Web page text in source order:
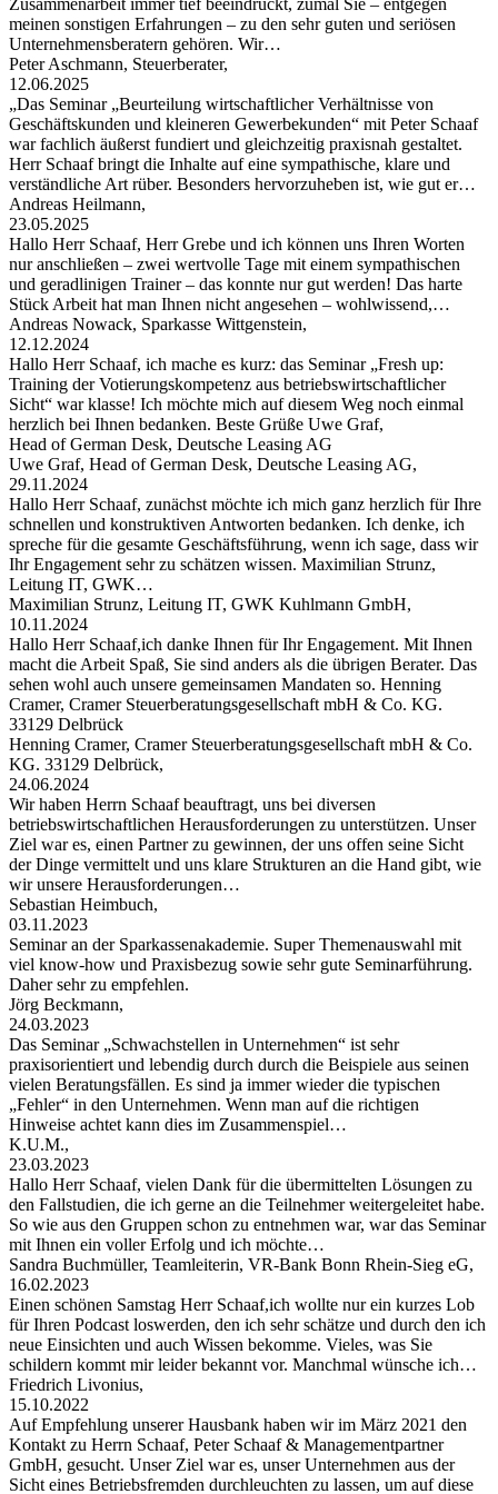
meinen sonstigen Erfahrungen – zu den sehr guten und seriösen
Unternehmensberatern gehören. Wir…
Peter Aschmann, Steuerberater,
12.06.2025
„Das Seminar „Beurteilung wirtschaftlicher Verhältnisse von
Geschäftskunden und kleineren Gewerbekunden“ mit Peter Schaaf
war fachlich äußerst fundiert und gleichzeitig praxisnah gestaltet.
Herr Schaaf bringt die Inhalte auf eine sympathische, klare und
verständliche Art rüber. Besonders hervorzuheben ist, wie gut er…
Andreas Heilmann,
23.05.2025
Hallo Herr Schaaf, Herr Grebe und ich können uns Ihren Worten
nur anschließen – zwei wertvolle Tage mit einem sympathischen
und geradlinigen Trainer – das konnte nur gut werden! Das harte
Stück Arbeit hat man Ihnen nicht angesehen – wohlwissend,…
Andreas Nowack, Sparkasse Wittgenstein,
12.12.2024
Hallo Herr Schaaf, ich mache es kurz: das Seminar „Fresh up:
Training der Votierungskompetenz aus betriebswirtschaftlicher
Sicht“ war klasse! Ich möchte mich auf diesem Weg noch einmal
herzlich bei Ihnen bedanken. Beste Grüße Uwe Graf,
Head of German Desk, Deutsche Leasing AG
Uwe Graf, Head of German Desk, Deutsche Leasing AG,
29.11.2024
Hallo Herr Schaaf, zunächst möchte ich mich ganz herzlich für Ihre
schnellen und konstruktiven Antworten bedanken. Ich denke, ich
spreche für die gesamte Geschäftsführung, wenn ich sage, dass wir
Ihr Engagement sehr zu schätzen wissen. Maximilian Strunz,
Leitung IT, GWK…
Maximilian Strunz, Leitung IT, GWK Kuhlmann GmbH,
10.11.2024
Hallo Herr Schaaf,ich danke Ihnen für Ihr Engagement. Mit Ihnen
macht die Arbeit Spaß, Sie sind anders als die übrigen Berater. Das
sehen wohl auch unsere gemeinsamen Mandaten so. Henning
Cramer, Cramer Steuerberatungsgesellschaft mbH & Co. KG.
33129 Delbrück
Henning Cramer, Cramer Steuerberatungsgesellschaft mbH & Co.
KG. 33129 Delbrück,
24.06.2024
Wir haben Herrn Schaaf beauftragt, uns bei diversen
betriebswirtschaftlichen Herausforderungen zu unterstützen. Unser
Ziel war es, einen Partner zu gewinnen, der uns offen seine Sicht
der Dinge vermittelt und uns klare Strukturen an die Hand gibt, wie
wir unsere Herausforderungen…
Sebastian Heimbuch,
03.11.2023
Seminar an der Sparkassenakademie. Super Themenauswahl mit
viel know-how und Praxisbezug sowie sehr gute Seminarführung.
Daher sehr zu empfehlen.
Jörg Beckmann,
24.03.2023
Das Seminar „Schwachstellen in Unternehmen“ ist sehr
praxisorientiert und lebendig durch durch die Beispiele aus seinen
vielen Beratungsfällen. Es sind ja immer wieder die typischen
„Fehler“ in den Unternehmen. Wenn man auf die richtigen
Hinweise achtet kann dies im Zusammenspiel…
K.U.M.,
23.03.2023
Hallo Herr Schaaf, vielen Dank für die übermittelten Lösungen zu
den Fallstudien, die ich gerne an die Teilnehmer weitergeleitet habe.
So wie aus den Gruppen schon zu entnehmen war, war das Seminar
mit Ihnen ein voller Erfolg und ich möchte…
Sandra Buchmüller, Teamleiterin, VR-Bank Bonn Rhein-Sieg eG,
16.02.2023
Einen schönen Samstag Herr Schaaf,ich wollte nur ein kurzes Lob
für Ihren Podcast loswerden, den ich sehr schätze und durch den ich
neue Einsichten und auch Wissen bekomme. Vieles, was Sie
schildern kommt mir leider bekannt vor. Manchmal wünsche ich…
Friedrich Livonius,
15.10.2022
Auf Empfehlung unserer Hausbank haben wir im März 2021 den
Kontakt zu Herrn Schaaf, Peter Schaaf & Managementpartner
GmbH, gesucht. Unser Ziel war es, unser Unternehmen aus der
Sicht eines Betriebsfremden durchleuchten zu lassen, um auf diese